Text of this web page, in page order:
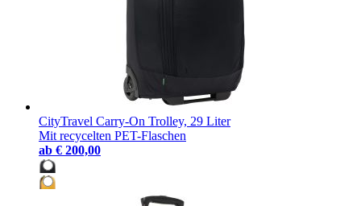
CityTravel Carry-On Trolley, 29 Liter
Mit recycelten PET-Flaschen
ab € 200,00